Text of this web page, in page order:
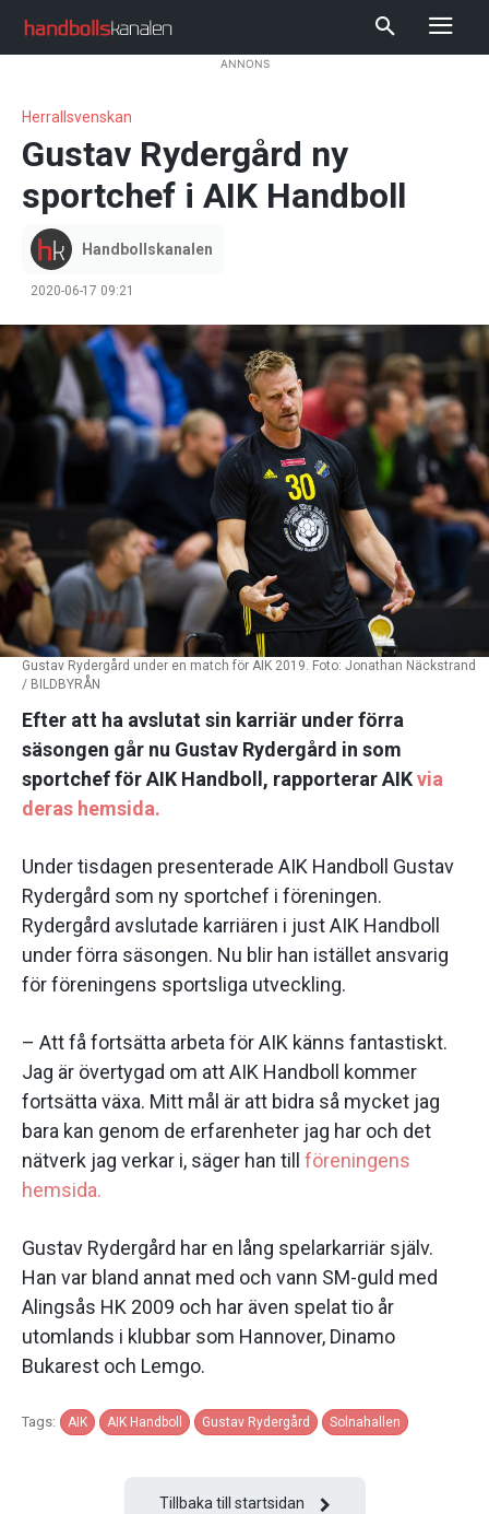
ANNONS
Herrallsvenskan
Gustav Rydergård ny
sportchef i AIK Handboll
Handbollskanalen
2020-06-17 09:21
Gustav Rydergård under en match för AIK 2019. Foto: Jonathan Näckstrand
/ BILDBYRÅN
Efter att ha avslutat sin karriär under förra
säsongen går nu Gustav Rydergård in som
sportchef för AIK Handboll, rapporterar AIKvia
deras hemsida.
Under tisdagen presenterade AIK Handboll Gustav
Rydergård som ny sportchef i föreningen.
Rydergård avslutade karriären i just AIK Handboll
under förra säsongen. Nu blir han istället ansvarig
för föreningens sportsliga utveckling.
– Att få fortsätta arbeta för AIK känns fantastiskt.
Jag är övertygad om att AIK Handboll kommer
fortsätta växa. Mitt mål är att bidra så mycket jag
bara kan genom de erfarenheter jag har och det
nätverk jag verkar i, säger han till föreningens
hemsida.
Gustav Rydergård har en lång spelarkarriär själv.
Han var bland annat med och vann SM-guld med
Alingsås HK 2009 och har även spelat tio år
utomlands i klubbar som Hannover, Dinamo
Bukarest och Lemgo.
Tags: AIK AIK Handboll Gustav Rydergård Solnahallen
Tillbaka till startsidan